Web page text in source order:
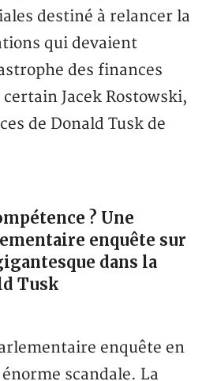
destiné à relancer la
qui devaient
des finances
Jacek Rostowski,
de Donald Tusk de
? Une
enquête sur
dans la
Tusk
enquête en
scandale. La